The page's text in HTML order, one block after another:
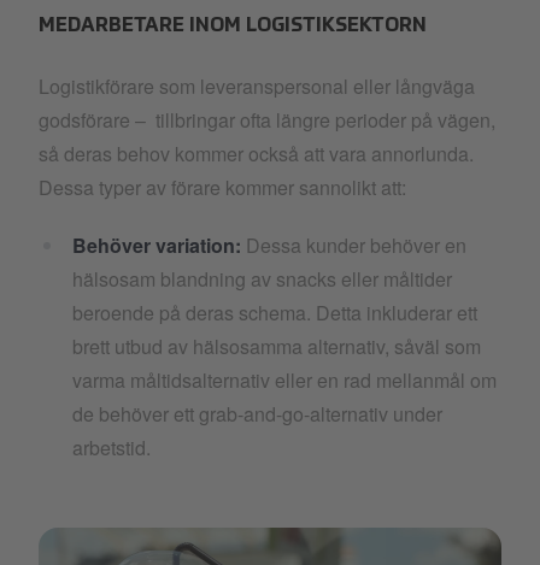
MEDARBETARE INOM LOGISTIKSEKTORN
Logistikförare som leveranspersonal eller långväga
godsförare – tillbringar ofta längre perioder på vägen,
så deras behov kommer också att vara annorlunda.
Dessa typer av förare kommer sannolikt att:
Behöver variation: Dessa kunder behöver en
hälsosam blandning av snacks eller måltider
beroende på deras schema. Detta inkluderar ett
brett utbud av hälsosamma alternativ, såväl som
varma måltidsalternativ eller en rad mellanmål om
de behöver ett grab-and-go-alternativ under
arbetstid.